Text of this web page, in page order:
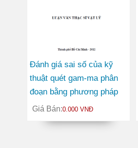
Đánh giá sai số của kỹ
thuật quét gam-ma phân
đoạn bằng phương pháp
ngẫu nhiên
Giá Bán:0.000 VNĐ